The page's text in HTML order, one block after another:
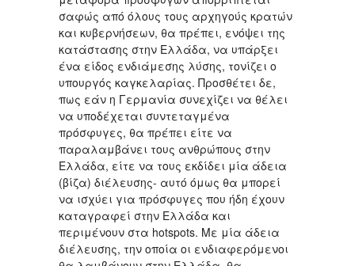
σαφώς από όλους τους αρχηγούς κρατών
και κυβερνήσεων, θα πρέπει, ενόψει της
κατάστασης στην Ελλάδα, να υπάρξει
ένα είδος ενδιάμεσης λύσης, τονίζει ο
υπουργός καγκελαρίας. Προσθέτει δε,
πως εάν η Γερμανία συνεχίζει να θέλει
να υποδέχεται συντεταγμένα
πρόσφυγες, θα πρέπει είτε να
παραλαμβάνει τους ανθρώπους στην
Ελλάδα, είτε να τους εκδίδει μία άδεια
(βίζα) διέλευσης- αυτό όμως θα μπορεί
να ισχύει για πρόσφυγες που ήδη έχουν
καταγραφεί στην Ελλάδα και
περιμένουν στα hotspots. Με μία άδεια
διέλευσης, την οποία οι ενδιαφερόμενοι